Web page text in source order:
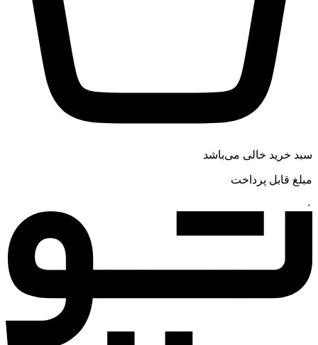
سبد خرید خالی می‌باشد
مبلغ قابل پرداخت
۰